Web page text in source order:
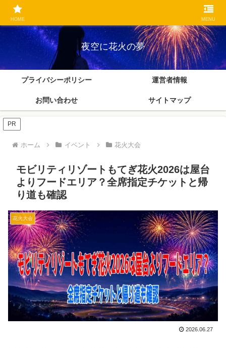
花火大会や夏祭りの屋台・アクセス・交通規制を確認しながら、楽しいおでか
夜空に花火の夢
プライバシーポリシー 運営者情報
お問い合わせ サイトマップ
PR
ホーム イベント 花火大会
モビリティリゾートもてぎ花火2026は屋台
よりフードエリア？全席指定チケットと帰
り道も確認
花火大会
2026.06.27
HOME MENU